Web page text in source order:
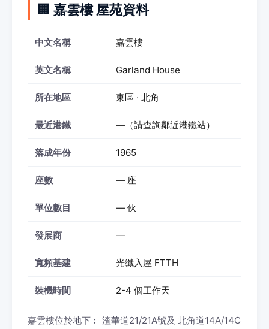
🏢 嘉雲樓 屋苑資料
中文名稱 嘉雲樓
英文名稱 Garland House
所在地區 東區 · 北角
最近港鐵 —（請查詢鄰近港鐵站）
落成年份 1965
座數 — 座
單位數目 — 伙
發展商 —
寬頻基建 光纖入屋 FTTH
裝機時間 2-4 個工作天
嘉雲樓位於地下︰ 渣華道21/21A號及 北角道14A/14C